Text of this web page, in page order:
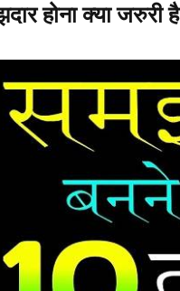
होना क्या जरुरी है